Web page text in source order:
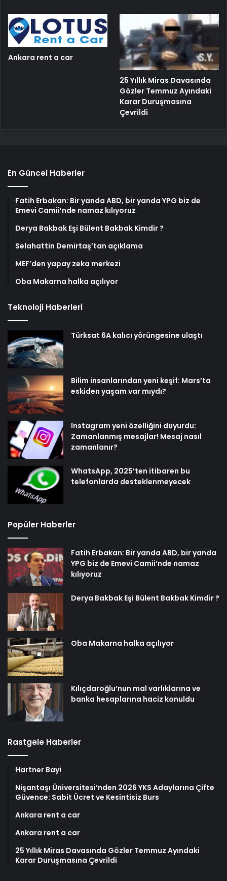
Ankara rent a car
25 Yıllık Miras Davasında
Gözler Temmuz Ayındaki
Karar Duruşmasına
Çevrildi
En Güncel Haberler
Fatih Erbakan: Bir yanda ABD, bir yanda YPG biz de
Emevi Camii’nde namaz kılıyoruz
Derya Bakbak Eşi Bülent Bakbak Kimdir ?
Selahattin Demirtaş’tan açıklama
MEF’den yapay zeka merkezi
Oba Makarna halka açılıyor
Teknoloji Haberleri
Türksat 6A kalıcı yörüngesine ulaştı
Bilim insanlarından yeni keşif: Mars’ta
eskiden yaşam var mıydı?
Instagram yeni özelliğini duyurdu:
Zamanlanmış mesajlar! Mesaj nasıl
zamanlanır?
WhatsApp, 2025’ten itibaren bu
telefonlarda desteklenmeyecek
Popüler Haberler
Fatih Erbakan: Bir yanda ABD, bir yanda
YPG biz de Emevi Camii’nde namaz
kılıyoruz
Derya Bakbak Eşi Bülent Bakbak Kimdir ?
Oba Makarna halka açılıyor
Kılıçdaroğlu’nun mal varlıklarına ve
banka hesaplarına haciz konuldu
Rastgele Haberler
Hartner Bayi
Nişantaşı Üniversitesi’nden 2026 YKS Adaylarına Çifte
Güvence: Sabit Ücret ve Kesintisiz Burs
Ankara rent a car
Ankara rent a car
25 Yıllık Miras Davasında Gözler Temmuz Ayındaki
Karar Duruşmasına Çevrildi